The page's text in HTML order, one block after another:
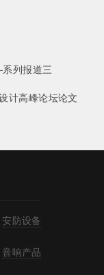
列报道三
计高峰论坛论文
安防设备
音响产品